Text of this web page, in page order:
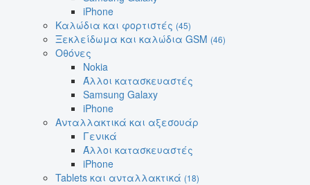
iPhone
Καλώδια και φορτιστές (45)
Ξεκλείδωμα και καλώδια GSM (46)
Οθόνες
Nokia
Άλλοι κατασκευαστές
Samsung Galaxy
iPhone
Ανταλλακτικά και αξεσουάρ
Γενικά
Άλλοι κατασκευαστές
iPhone
Tablets και ανταλλακτικά (18)